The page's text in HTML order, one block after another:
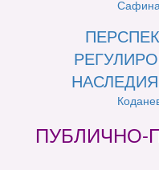
ПУБЛИЧНО-